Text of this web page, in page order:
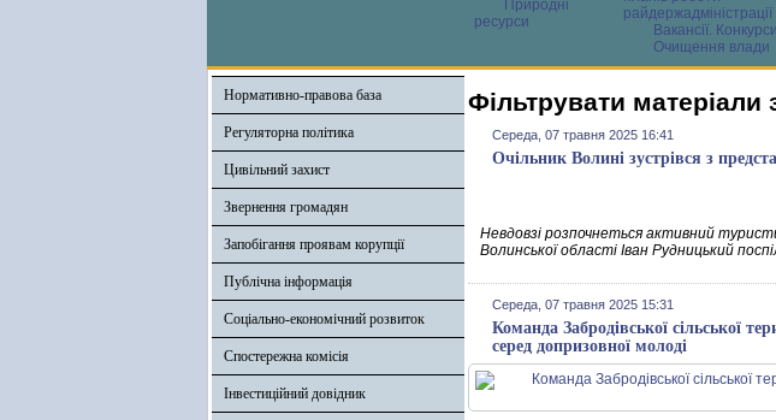
Природні
ресурси
райдержадміністрації
Вакансії. Конкурси
Очищення влади
Нормативно-правова база
Регуляторна політика
Цивільний захист
Звернення громадян
Запобігання проявам корупції
Публічна інформація
Соціально-економічний розвиток
Спостережна комісія
Інвестиційний довідник
Фільтрувати
Середа, 07 травня 2025 16:41
Очільник Волині зустрівся з
Невдовзі розпочнеться активний
Волинської області Іван Рудницький
Середа, 07 травня 2025 15:31
Команда Забродівської сільської
серед допризовної молоді